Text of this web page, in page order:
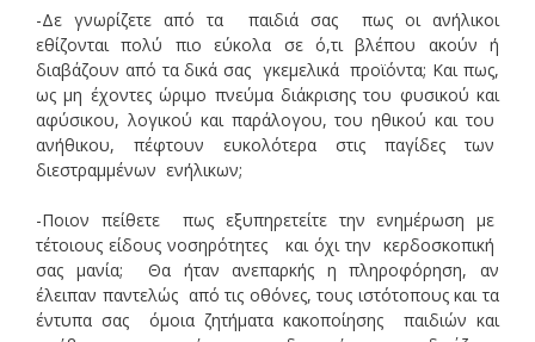
-Δε γνωρίζετε από τα παιδιά σας πως οι ανήλικοι
εθίζονται πολύ πιο εύκολα σε ό,τι βλέπου ακούν ή
διαβάζουν από τα δικά σας γκεμελικά προϊόντα; Και πως,
ως μη έχοντες ώριμο πνεύμα διάκρισης του φυσικού και
αφύσικου, λογικού και παράλογου, του ηθικού και του
ανήθικου, πέφτουν ευκολότερα στις παγίδες των
διεστραμμένων ενήλικων;
-Ποιον πείθετε πως εξυπηρετείτε την ενημέρωση με
τέτοιους είδους νοσηρότητες και όχι την κερδοσκοπική
σας μανία; Θα ήταν ανεπαρκής η πληροφόρηση, αν
έλειπαν παντελώς από τις οθόνες, τους ιστότοπους και τα
έντυπα σας όμοια ζητήματα κακοποίησης παιδιών και